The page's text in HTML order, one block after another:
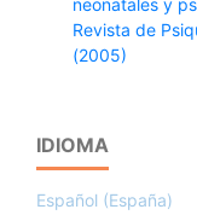
neonatales y
Revista de
(2005)
IDIOMA
Español (España)